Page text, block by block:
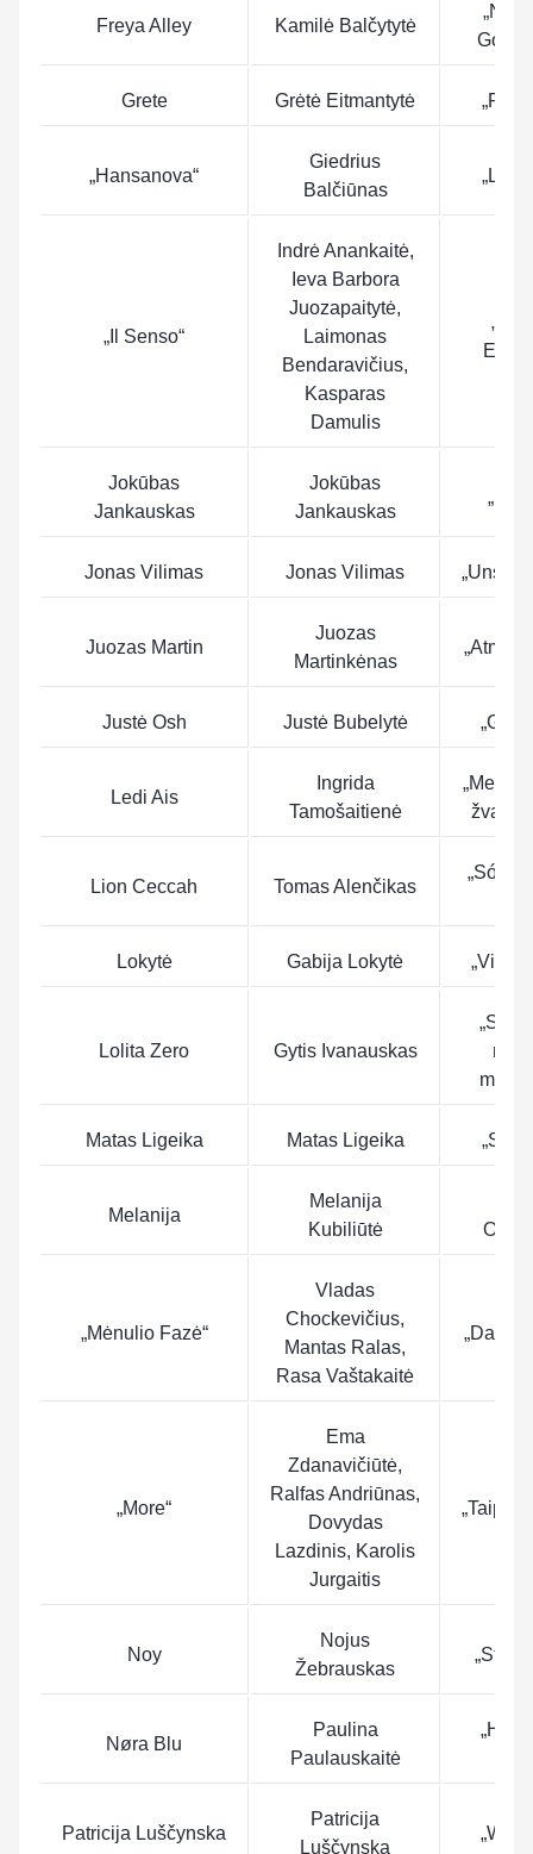
Freya Alley Kamilė Balčytytė
„No
Grete Grėtė Eitmantytė
„Hansanova“
Giedrius
Balčiūnas
„Il Senso“
Indrė Anankaitė,
Ieva Barbora
Juozapaitytė,
Laimonas
Bendaravičius,
Kasparas
Damulis
Jokūbas
Jankauskas
Jokūbas
Jankauskas
Jonas Vilimas Jonas Vilimas
Juozas Martin
Juozas
Martinkėnas
„Atmerk
Justė Osh Justė Bubelytė
Ledi Ais
Ingrida
Tamošaitienė
„Mes
Lion Ceccah Tomas Alenčikas
„Sólo
Lokytė Gabija Lokytė „Vilko
Lolita Zero Gytis Ivanauskas
Matas Ligeika Matas Ligeika
Melanija
Melanija
Kubiliūtė
„Mėnulio Fazė“
Vladas
Chockevičius,
Mantas Ralas,
Rasa Vaštakaitė
„Dabar
„More“
Ema
Zdanavičiūtė,
Ralfas Andriūnas,
Dovydas
Lazdinis, Karolis
Jurgaitis
„Taip
Noy
Nojus
Žebrauskas
„Stand
Nøra Blu
Paulina
Paulauskaitė
„Hold
Patricija Luščynska
Patricija
Luščynska